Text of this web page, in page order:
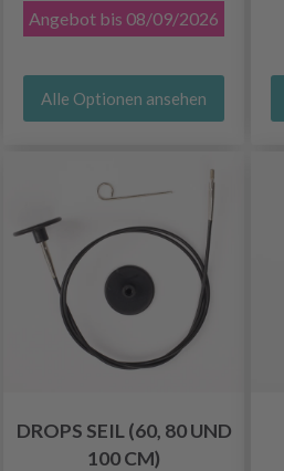
Angebot bis 08/09/2026
Alle Optionen ansehen
DROPS SEIL (60, 80 UND
100 CM)